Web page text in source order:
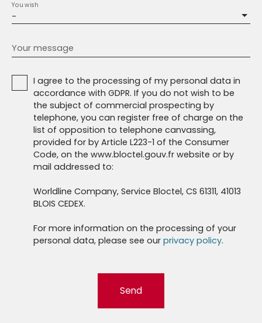
-
You wish
Your message
I agree to the processing of my personal data in
accordance with GDPR. If you do not wish to be
the subject of commercial prospecting by
telephone, you can register free of charge on the
list of opposition to telephone canvassing,
provided for by Article L223-1 of the Consumer
Code, on the www.bloctel.gouv.fr website or by
mail addressed to:
Worldline Company, Service Bloctel, CS 61311, 41013
BLOIS CEDEX.
For more information on the processing of your
personal data, please see our privacy policy.
Send